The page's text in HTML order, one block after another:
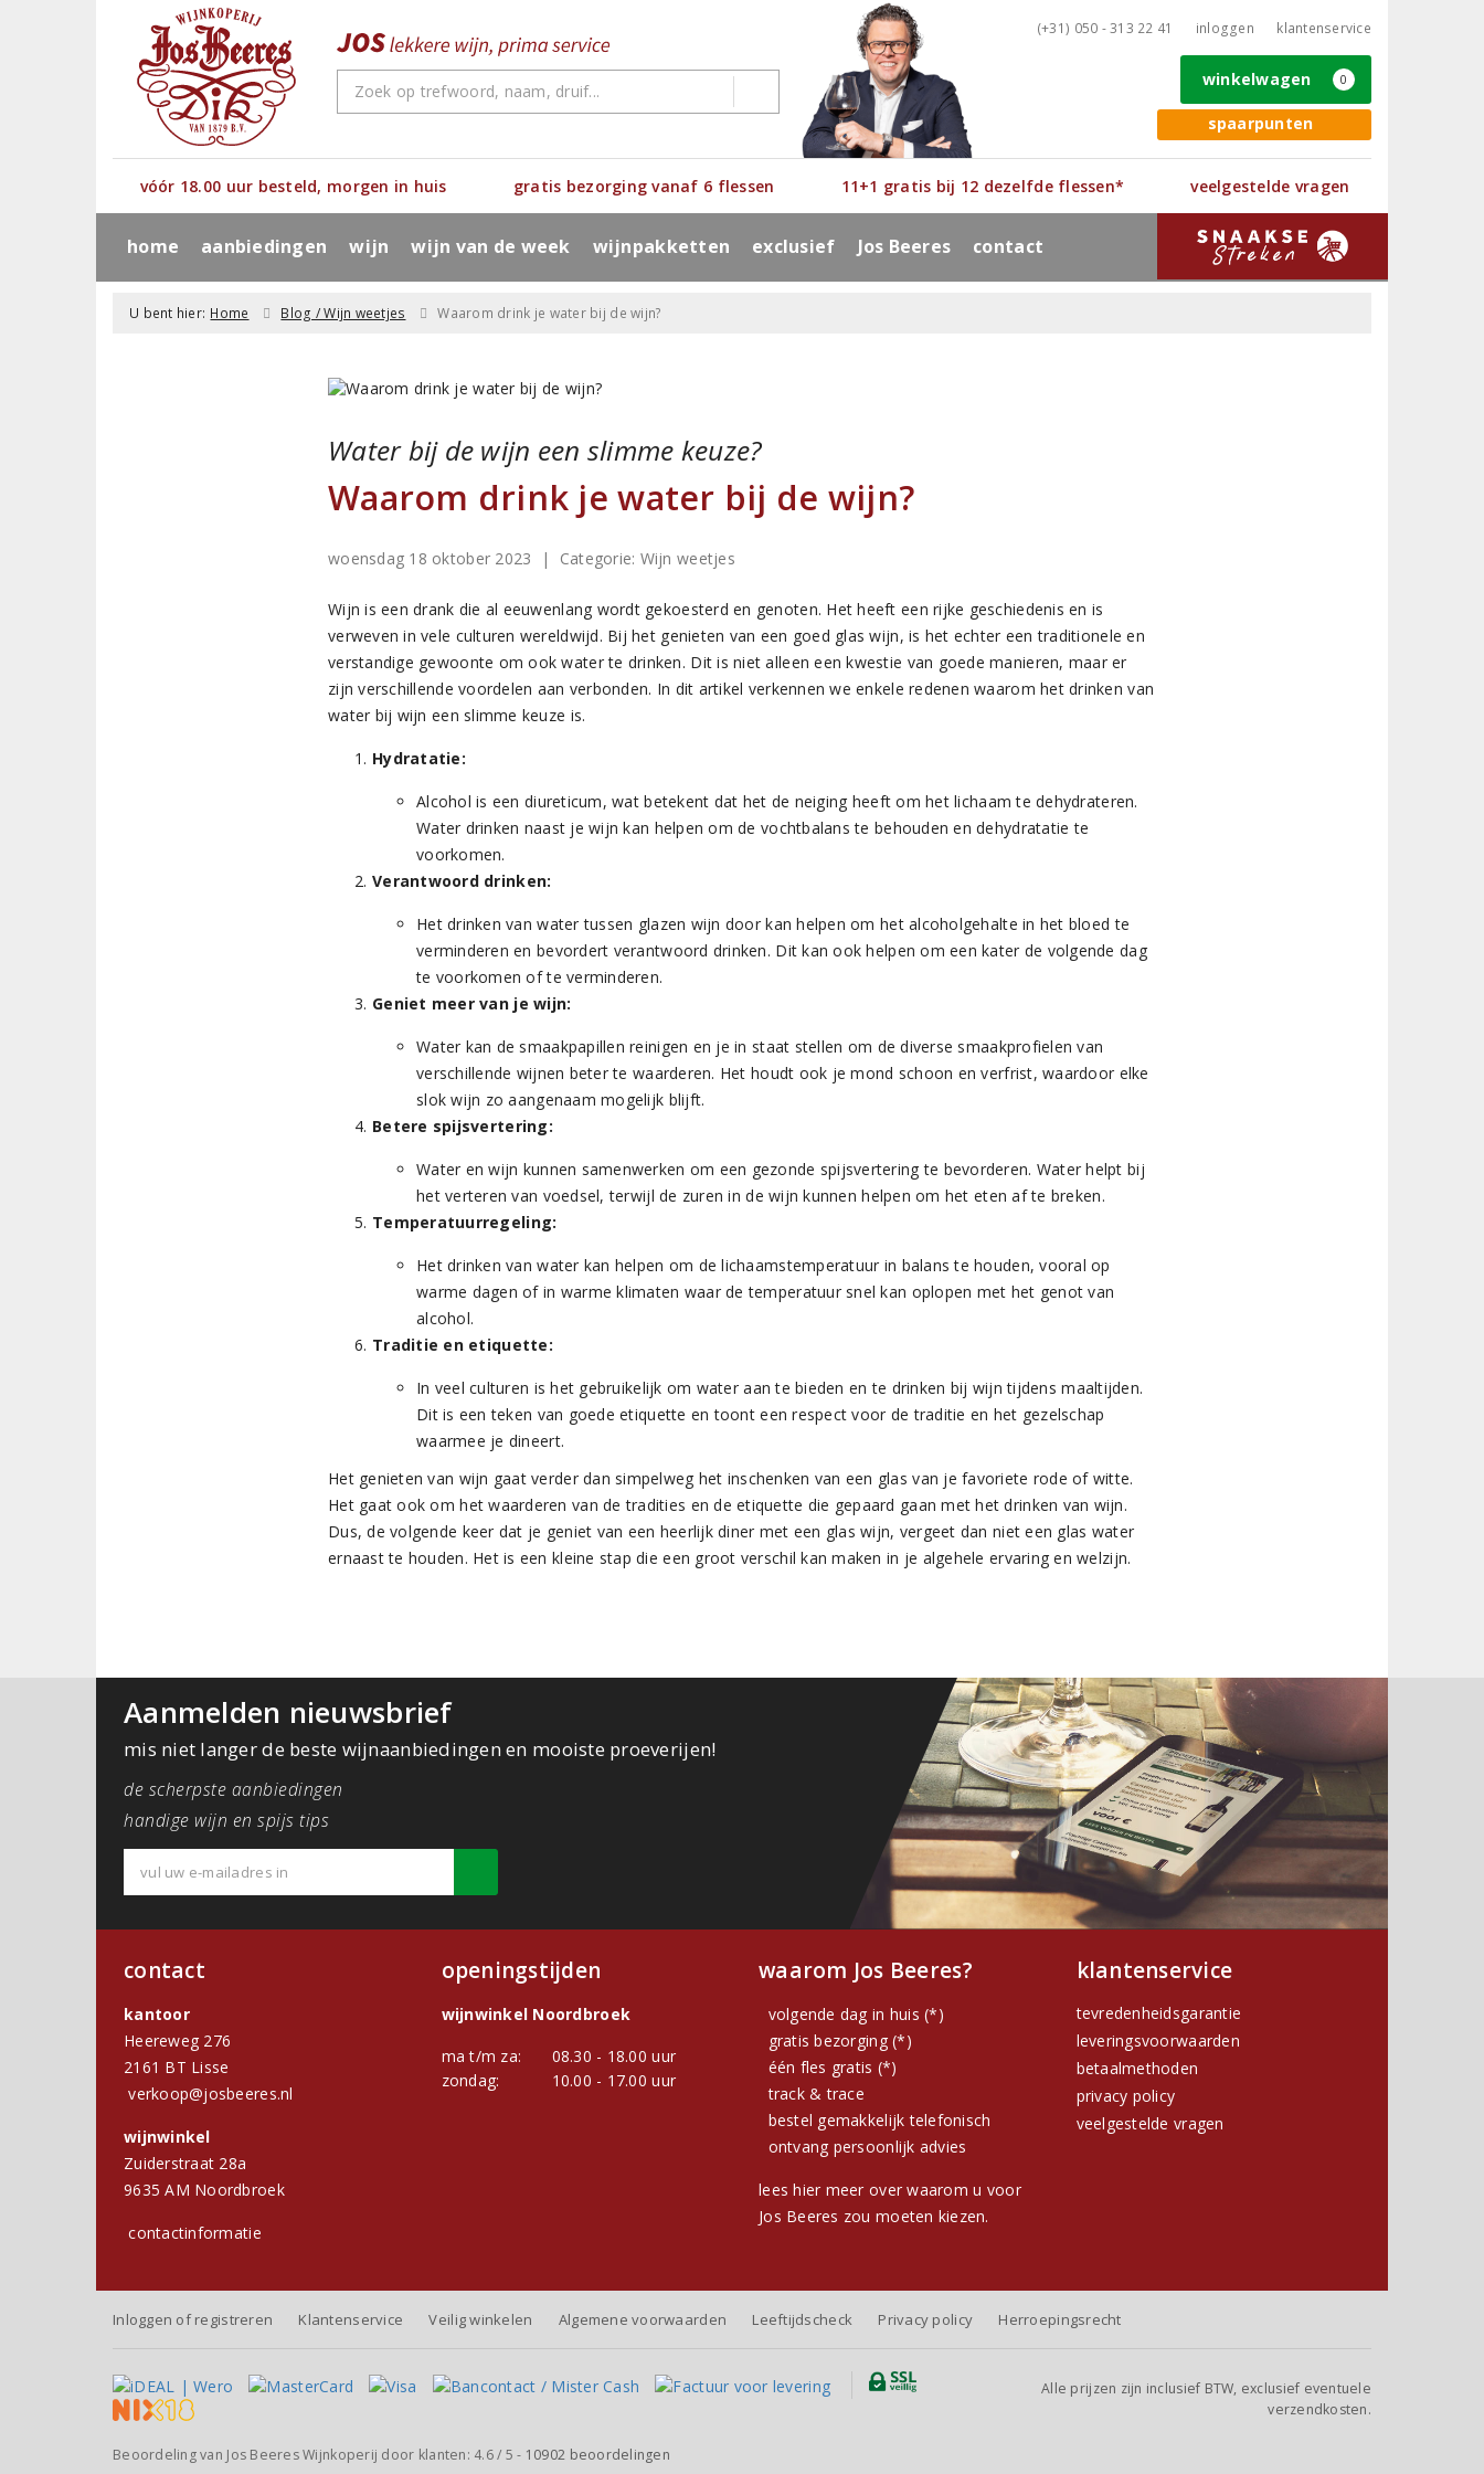
(+31) 050 - 313 22 41 inloggen klantenservice
spaarpunten
winkelwagen 0
vóór 18.00 uur besteld, morgen in huis gratis bezorging vanaf 6 flessen 11+1 gratis bij 12 dezelfde flessen* veelgestelde vragen
home aanbiedingen wijn wijn van de week wijnpakketten exclusief Jos Beeres contact
U bent hier: Home Blog / Wijn weetjes Waarom drink je water bij de wijn?
Water bij de wijn een slimme keuze?
Waarom drink je water bij de wijn?
woensdag 18 oktober 2023 | Categorie: Wijn weetjes
Wijn is een drank die al eeuwenlang wordt gekoesterd en genoten. Het heeft een rijke geschiedenis en is
verweven in vele culturen wereldwijd. Bij het genieten van een goed glas wijn, is het echter een traditionele en
verstandige gewoonte om ook water te drinken. Dit is niet alleen een kwestie van goede manieren, maar er
zijn verschillende voordelen aan verbonden. In dit artikel verkennen we enkele redenen waarom het drinken van
water bij wijn een slimme keuze is.
Hydratatie:
Alcohol is een diureticum, wat betekent dat het de neiging heeft om het lichaam te dehydrateren.
Water drinken naast je wijn kan helpen om de vochtbalans te behouden en dehydratatie te
voorkomen.
Verantwoord drinken:
Het drinken van water tussen glazen wijn door kan helpen om het alcoholgehalte in het bloed te
verminderen en bevordert verantwoord drinken. Dit kan ook helpen om een kater de volgende dag
te voorkomen of te verminderen.
Geniet meer van je wijn:
Water kan de smaakpapillen reinigen en je in staat stellen om de diverse smaakprofielen van
verschillende wijnen beter te waarderen. Het houdt ook je mond schoon en verfrist, waardoor elke
slok wijn zo aangenaam mogelijk blijft.
Betere spijsvertering:
Water en wijn kunnen samenwerken om een gezonde spijsvertering te bevorderen. Water helpt bij
het verteren van voedsel, terwijl de zuren in de wijn kunnen helpen om het eten af te breken.
Temperatuurregeling:
Het drinken van water kan helpen om de lichaamstemperatuur in balans te houden, vooral op
warme dagen of in warme klimaten waar de temperatuur snel kan oplopen met het genot van
alcohol.
Traditie en etiquette:
In veel culturen is het gebruikelijk om water aan te bieden en te drinken bij wijn tijdens maaltijden.
Dit is een teken van goede etiquette en toont een respect voor de traditie en het gezelschap
waarmee je dineert.
Het genieten van wijn gaat verder dan simpelweg het inschenken van een glas van je favoriete rode of witte.
Het gaat ook om het waarderen van de tradities en de etiquette die gepaard gaan met het drinken van wijn.
Dus, de volgende keer dat je geniet van een heerlijk diner met een glas wijn, vergeet dan niet een glas water
ernaast te houden. Het is een kleine stap die een groot verschil kan maken in je algehele ervaring en welzijn.
Aanmelden nieuwsbrief
mis niet langer de beste wijnaanbiedingen en mooiste proeverijen!
de scherpste aanbiedingen
handige wijn en spijs tips
contact
kantoor
Heereweg 276
2161 BT Lisse
verkoop@josbeeres.nl
wijnwinkel
Zuiderstraat 28a
9635 AM Noordbroek
contactinformatie
openingstijden
wijnwinkel Noordbroek
ma t/m za:
08.30 - 18.00 uur
zondag:
10.00 - 17.00 uur
waarom Jos Beeres?
volgende dag in huis (*)
gratis bezorging (*)
één fles gratis (*)
track & trace
bestel gemakkelijk telefonisch
ontvang persoonlijk advies
lees hier meer over waarom u voor
Jos Beeres zou moeten kiezen.
klantenservice
tevredenheidsgarantie
leveringsvoorwaarden
betaalmethoden
privacy policy
veelgestelde vragen
Inloggen of registreren Klantenservice Veilig winkelen Algemene voorwaarden Leeftijdscheck Privacy policy Herroepingsrecht
Alle prijzen zijn inclusief BTW, exclusief eventuele
verzendkosten.
Beoordeling van Jos Beeres Wijnkoperij door klanten: 4.6/ 5 - 10902 beoordelingen